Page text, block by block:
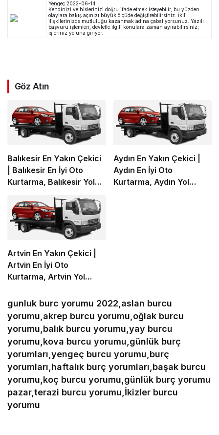
Yengeç 2022-06-14
Kendinizi ve hislerinizi doğru ifade etmek isteyebilir, bu yüzden
olaylara bakış açınızı büyük ölçüde değiştirebilirsiniz. İkili
ilişkilerinizde mutluluğu kazanmak adına çabalıyorsunuz. Yazılı
başvuru işlemleri, devletle ilgili konulara zaman ayırabilirsiniz;
işleriniz yoluna giriyor.
Göz Atın
Balıkesir En Yakın Çekici
| Balıkesir En İyi Oto
Kurtarma, Balıkesir Yol
Aydın En Yakın Çekici |
Aydın En İyi Oto
Kurtarma, Aydın Yol
Artvin En Yakın Çekici |
Artvin En İyi Oto
Kurtarma, Artvin Yol
gunluk burc yorumu 2022,aslan burcu
yorumu,akrep burcu yorumu,oğlak burcu
yorumu,balık burcu yorumu,yay burcu
yorumu,kova burcu yorumu,günlük burç
yorumları,yengeç burcu yorumu,burç
yorumları,haftalık burç yorumları,başak burcu
yorumu,koç burcu yorumu,günlük burç yorumu
pazar,terazi burcu yorumu,İkizler burcu
yorumu